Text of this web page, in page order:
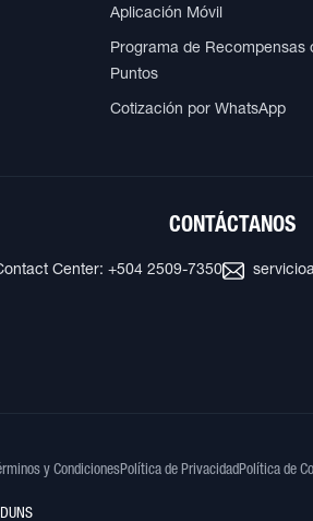
Aplicación Móvil
Programa de Recompensas
Puntos
Cotización por WhatsApp
CONTÁCTANOS
Center: +504 2509-7350
y CondicionesPolítica de Privacidad Política de